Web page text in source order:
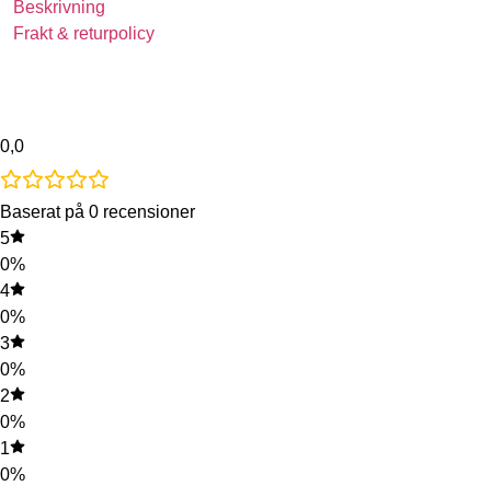
Beskrivning
Frakt & returpolicy
0,0
Baserat på 0 recensioner
5
0%
4
0%
3
0%
2
0%
1
0%